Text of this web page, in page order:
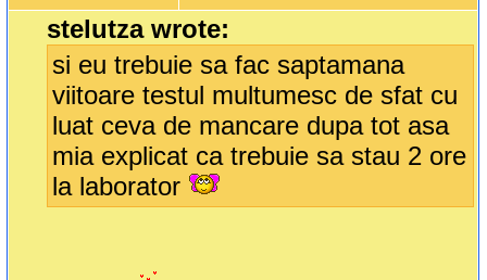
stelutza wrote:
si eu trebuie sa fac saptamana
viitoare testul multumesc de sfat cu
luat ceva de mancare dupa tot asa
mia explicat ca trebuie sa stau 2 ore
la laborator